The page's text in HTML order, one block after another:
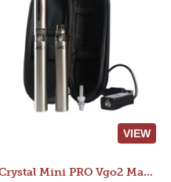
VIEW
Crystal Mini PRO Vgo2 Manual 400mAh Kit